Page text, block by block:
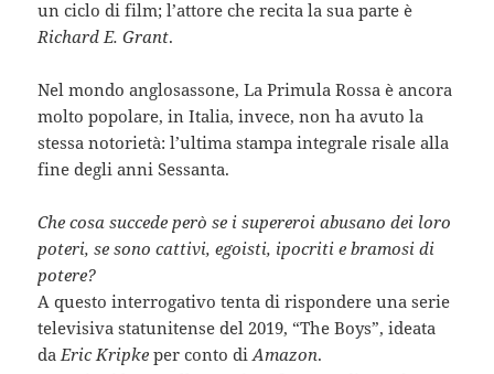
un ciclo di film; l’attore che recita la sua parte è
Richard E. Grant.
Nel mondo anglosassone, La Primula Rossa è ancora
molto popolare, in Italia, invece, non ha avuto la
stessa notorietà: l’ultima stampa integrale risale alla
fine degli anni Sessanta.
Che cosa succede però se i supereroi abusano dei loro
poteri, se sono cattivi, egoisti, ipocriti e bramosi di
potere?
A questo interrogativo tenta di rispondere una serie
televisiva statunitense del 2019, “The Boys”, ideata
da Eric Kripke per conto diAmazon.